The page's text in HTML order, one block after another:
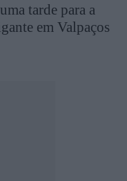
tarde para a
em Valpaços